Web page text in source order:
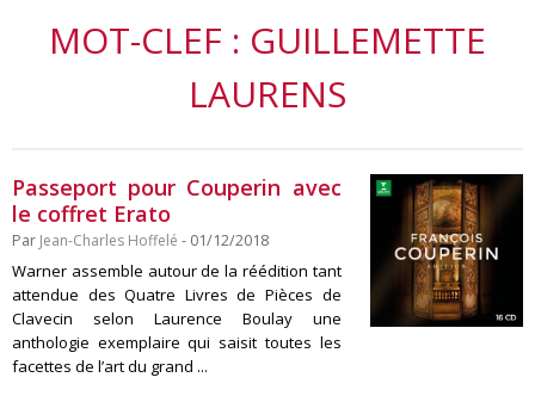
MOT-CLEF : GUILLEMETTE
LAURENS
Passeport pour Couperin avec
le coffret Erato
Par Jean-Charles Hoffelé - 01/12/2018
Warner assemble autour de la réédition tant
attendue des Quatre Livres de Pièces de
Clavecin selon Laurence Boulay une
anthologie exemplaire qui saisit toutes les
facettes de l’art du grand ...